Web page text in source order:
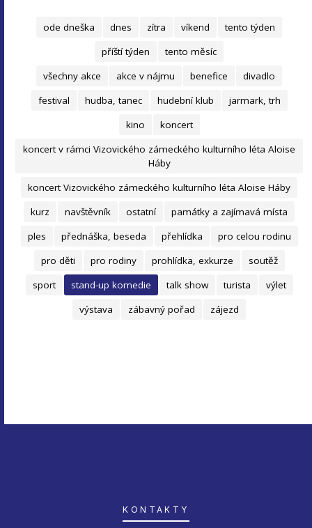
ode dneška dnes zítra víkend
tento týden
příští týden
tento měsíc
všechny akce
akce v nájmu benefice
divadlo
festival
hudba, tanec hudební klub
jarmark, trh
kino
koncert
koncert v rámci Vizovického zámeckého kulturního léta Aloise
Háby
koncert Vizovického zámeckého kulturního léta Aloise Háby
kurz
navštěvník ostatní
památky a zajímavá místa
ples
přednáška, beseda přehlídka
pro celou rodinu
pro děti
pro rodiny prohlídka, exkurze
soutěž
sport
stand-up komedie talk show turista
výlet
výstava
zábavný pořad zájezd
KONTAKTY